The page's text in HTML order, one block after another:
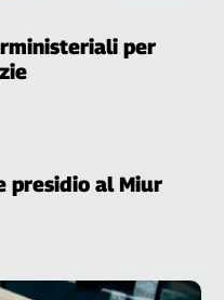
per
presidio al Miur